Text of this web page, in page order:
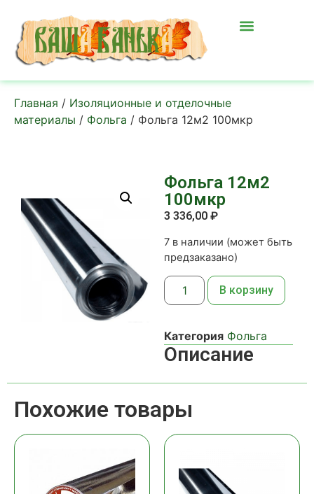
Главная / Изоляционные и отделочные
материалы / Фольга / Фольга 12м2 100мкр
Фольга 12м2
100мкр
3 336,00 ₽
7 в наличии (может быть
предзаказано)
В корзину
Категория Фольга
Описание
Похожие товары